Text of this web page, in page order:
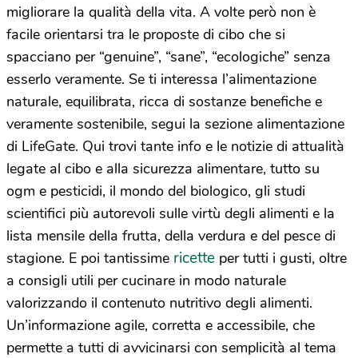
migliorare la qualità della vita. A volte però non è
facile orientarsi tra le proposte di cibo che si
spacciano per “genuine”, “sane”, “ecologiche” senza
esserlo veramente. Se ti interessa l’alimentazione
naturale, equilibrata, ricca di sostanze benefiche e
veramente sostenibile, segui la sezione alimentazione
di LifeGate. Qui trovi tante info e le notizie di attualità
legate al cibo e alla sicurezza alimentare, tutto su
ogm e pesticidi, il mondo del biologico, gli studi
scientifici più autorevoli sulle virtù degli alimenti e la
lista mensile della frutta, della verdura e del pesce di
stagione. E poi tantissime ricette per tutti i gusti, oltre
a consigli utili per cucinare in modo naturale
valorizzando il contenuto nutritivo degli alimenti.
Un’informazione agile, corretta e accessibile, che
permette a tutti di avvicinarsi con semplicità al tema